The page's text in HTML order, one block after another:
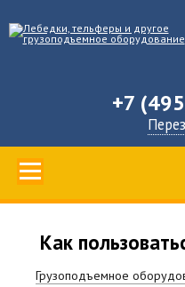
+7
Как
Грузоподъемное